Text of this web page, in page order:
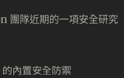
團隊近期的一項安全研究
內置安全防禦